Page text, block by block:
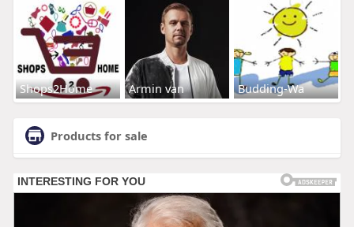
Shops2Home Armin van Budding-Wa
Products for sale